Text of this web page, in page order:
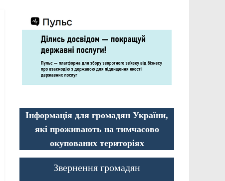
Інформація для громадян України,
які проживають на тимчасово
окупованих територіях
Звернення громадян